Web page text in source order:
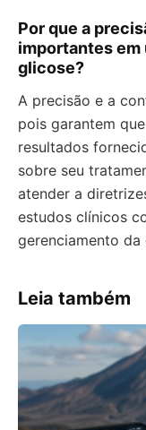
Por que a
importantes em
glicose?
A precisão e a
pois garantem
resultados
sobre seu
atender a
estudos clínicos
gerenciamento da
Leia também